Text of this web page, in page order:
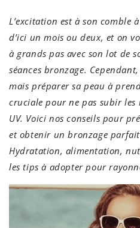
L’excitation est à son comble
d’ici un mois ou deux, et on
à grands pas avec son lot de
séances bronzage.
mais préparer sa peau à
cruciale pour ne pas subir les
UV. Voici nos conseils pour
et obtenir un bronzage
Hydratation, alimentation,
les tips à adopter pour